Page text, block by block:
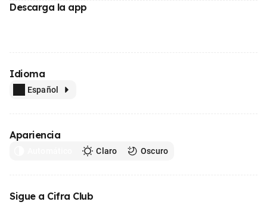
Descarga la app
Idioma
Español
Apariencia
Claro Oscuro
Sigue a Cifra Club